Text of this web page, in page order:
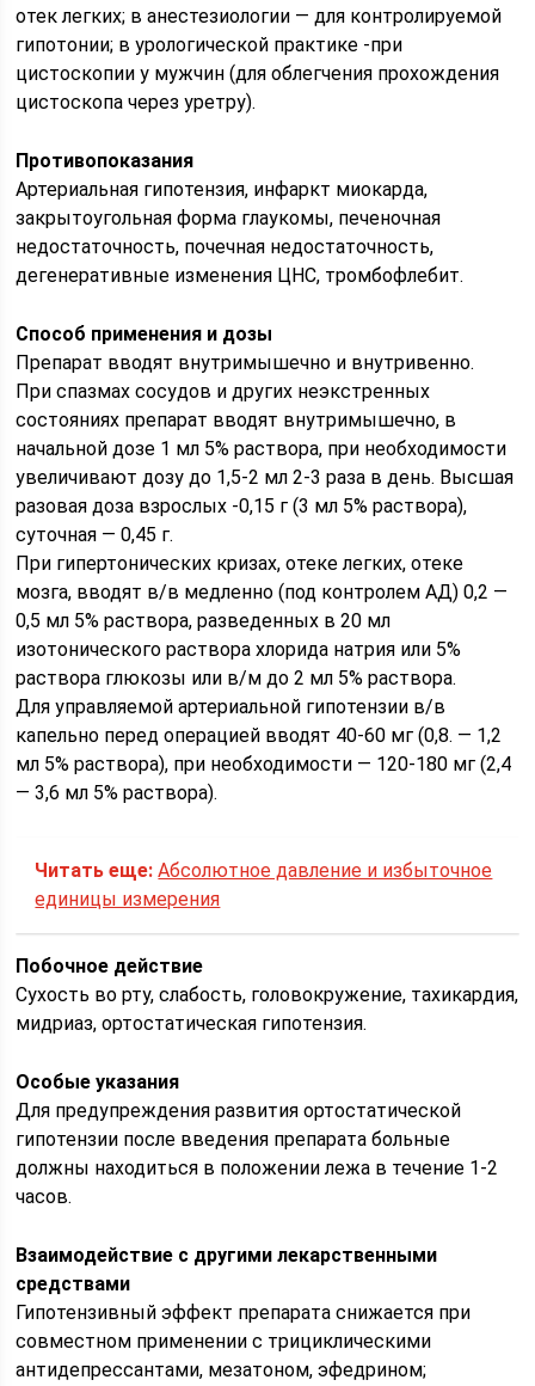
отек легких; в анестезиологии — для контролируемой
гипотонии; в урологической практике -при
цистоскопии у мужчин (для облегчения прохождения
цистоскопа через уретру).
Противопоказания
Артериальная гипотензия, инфаркт миокарда,
закрытоугольная форма глаукомы, печеночная
недостаточность, почечная недостаточность,
дегенеративные изменения ЦНС, тромбофлебит.
Способ применения и дозы
Препарат вводят внутримышечно и внутривенно.
При спазмах сосудов и других неэкстренных
состояниях препарат вводят внутримышечно, в
начальной дозе 1 мл 5% раствора, при необходимости
увеличивают дозу до 1,5-2 мл 2-3 раза в день. Высшая
разовая доза взрослых -0,15 г (3 мл 5% раствора),
суточная — 0,45 г.
При гипертонических кризах, отеке легких, отеке
мозга, вводят в/в медленно (под контролем АД) 0,2 —
0,5 мл 5% раствора, разведенных в 20 мл
изотонического раствора хлорида натрия или 5%
раствора глюкозы или в/м до 2 мл 5% раствора.
Для управляемой артериальной гипотензии в/в
капельно перед операцией вводят 40-60 мг (0,8. — 1,2
мл 5% раствора), при необходимости — 120-180 мг (2,4
— 3,6 мл 5% раствора).
Читать еще: Абсолютное давление и избыточное
единицы измерения
Побочное действие
Сухость во рту, слабость, головокружение, тахикардия,
мидриаз, ортостатическая гипотензия.
Особые указания
Для предупреждения развития ортостатической
гипотензии после введения препарата больные
должны находиться в положении лежа в течение 1-2
часов.
Взаимодействие с другими лекарственными
средствами
Гипотензивный эффект препарата снижается при
совместном применении с трициклическими
антидепрессантами, мезатоном, эфедрином;